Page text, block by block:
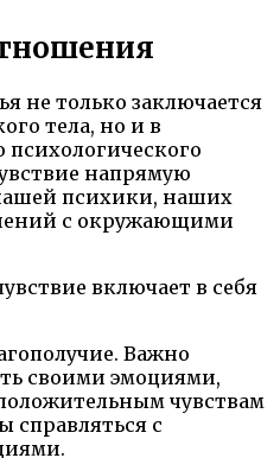
не только заключается
тела, но и в
напрямую
психики, наших
с окружающими
включает в себя
Важно
своими эмоциями,
чувствам
справляться с